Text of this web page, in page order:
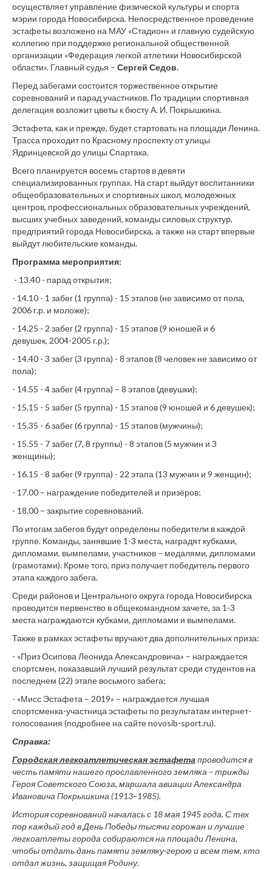
осуществляет управление физической культуры и спорта
мэрии города Новосибирска. Непосредственное проведение
эстафеты возложено на МАУ «Стадион» и главную судейскую
коллегию при поддержке региональной общественной
организации «Федерация легкой атлетики Новосибирской
области». Главный судья – Сергей Седов.
Перед забегами состоится торжественное открытие
соревнований и парад участников. По традиции спортивная
делегация возложит цветы к бюсту А. И. Покрышкина.
Эстафета, как и прежде, будет стартовать на площади Ленина.
Трасса проходит по Красному проспекту от улицы
Ядринцевской до улицы Спартака.
Всего планируется восемь стартов в девяти
специализированных группах. На старт выйдут воспитанники
общеобразовательных и спортивных школ, молодежных
центров, профессиональных образовательных учреждений,
высших учебных заведений, команды силовых структур,
предприятий города Новосибирска, а также на старт впервые
выйдут любительские команды.
Программа мероприятия:
- 13.40 - парад открытия;
- 14.10 - 1 забег (1 группа) - 15 этапов (не зависимо от пола,
2006 г.р. и моложе);
- 14.25 - 2 забег (2 группа) - 15 этапов (9 юношей и 6
девушек, 2004-2005 г.р.);
- 14.40 - 3 забег (3 группа) - 8 этапов (8 человек не зависимо от
пола);
- 14.55 - 4 забег (4 группа) – 8 этапов (девушки);
- 15.15 - 5 забег (5 группа) - 15 этапов (9 юношей и 6 девушек);
- 15.35 - 6 забег (6 группа) - 15 этапов (мужчины);
- 15.55 - 7 забег (7, 8 группы) - 8 этапов (5 мужчин и 3
женщины);
- 16.15 - 8 забег (9 группа) - 22 этапа (13 мужчин и 9 женщин);
- 17.00 – награждение победителей и призёров;
- 18.00 – закрытие соревнований.
По итогам забегов будут определены победители в каждой
группе. Команды, занявшие 1-3 места, наградят кубками,
дипломами, вымпелами, участников – медалями, дипломами
(грамотами). Кроме того, приз получает победитель первого
этапа каждого забега.
Среди районов и Центрального округа города Новосибирска
проводится первенство в общекомандном зачете, за 1-3
места награждаются кубками, дипломами и вымпелами.
Также в рамках эстафеты вручают два дополнительных приза:
- «Приз Осипова Леонида Александровича» – награждается
спортсмен, показавший лучший результат среди студентов на
последнем (22) этапе восьмого забега;
- «Мисс Эстафета – 2019» – награждается лучшая
спортсменка-участница эстафеты по результатам интернет-
голосования (подробнее на сайте novosib-sport.ru).
Справка:
Городская легкоатлетическая эстафета проводится в
честь памяти нашего прославленного земляка – трижды
Героя Советского Союза, маршала авиации Александра
Ивановича Покрышкина (1913–1985).
Историясоревнованийначаласьс 18 мая 1945 года. С тех
пор каждый год в День Победытысячи горожан и лучшие
легкоатлеты города собираются на площади Ленина,
чтобы отдать дань памяти земляку-герою и всем тем, кто
отдал жизнь, защищая Родину.